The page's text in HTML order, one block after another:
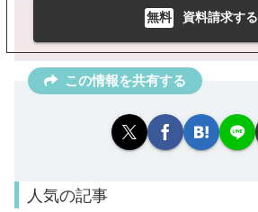
無料 資料請求する
この情報を共有する
人気の記事